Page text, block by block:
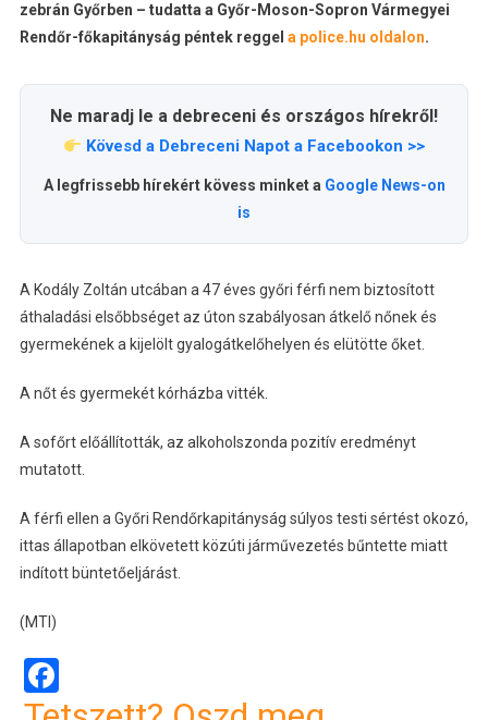
zebrán Győrben – tudatta a Győr-Moson-Sopron Vármegyei
Rendőr-főkapitányság péntek reggel a police.hu oldalon.
Ne maradj le a debreceni és országos hírekről!
Kövesd a Debreceni Napot a Facebookon >>
A legfrissebb hírekért kövess minket a Google News-on
is
A Kodály Zoltán utcában a 47 éves győri férfi nem biztosított
áthaladási elsőbbséget az úton szabályosan átkelő nőnek és
gyermekének a kijelölt gyalogátkelőhelyen és elütötte őket.
A nőt és gyermekét kórházba vitték.
A sofőrt előállították, az alkoholszonda pozitív eredményt
mutatott.
A férfi ellen a Győri Rendőrkapitányság súlyos testi sértést okozó,
ittas állapotban elkövetett közúti járművezetés bűntette miatt
indított büntetőeljárást.
(MTI)
Facebook